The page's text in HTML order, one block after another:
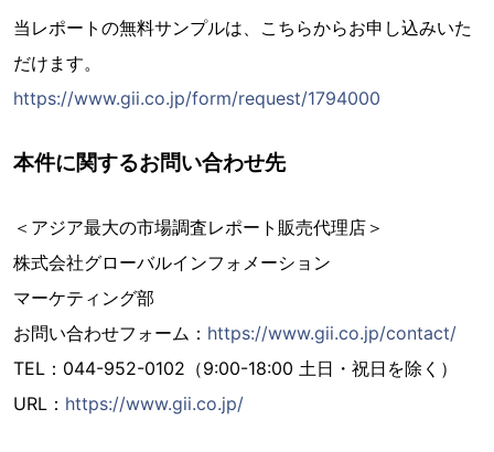
当レポートの無料サンプルは、こちらからお申し込みいた
だけます。
https://www.gii.co.jp/form/request/1794000
本件に関するお問い合わせ先
＜アジア最大の市場調査レポート販売代理店＞
株式会社グローバルインフォメーション
マーケティング部
お問い合わせフォーム： https://www.gii.co.jp/contact/
TEL：044-952-0102（9:00-18:00 土日・祝日を除く）
URL： https://www.gii.co.jp/